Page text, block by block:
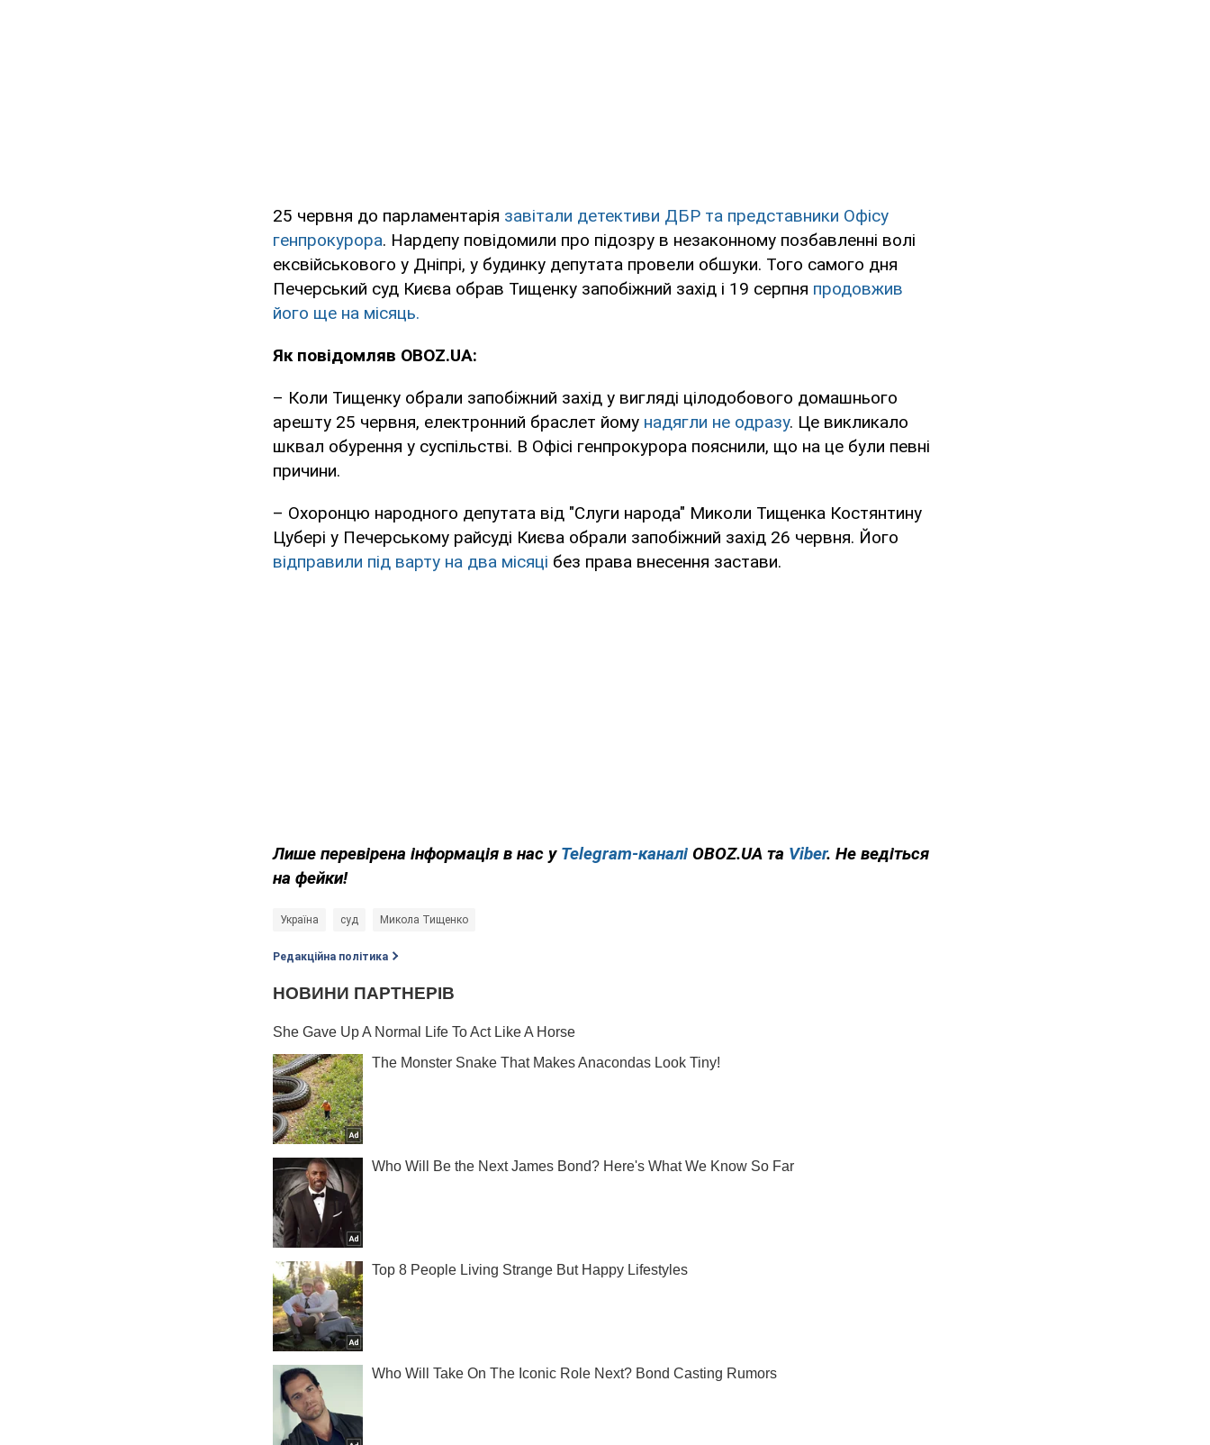
25 червня до парламентарія завітали детективи ДБР та представники Офісу
генпрокурора. Нардепу повідомили про підозру в незаконному позбавленні волі
ексвійськового у Дніпрі, у будинку депутата провели обшуки. Того самого дня
Печерський суд Києва обрав Тищенку запобіжний захід і 19 серпня продовжив
його ще на місяць.
Як повідомляв OBOZ.UA:
– Коли Тищенку обрали запобіжний захід у вигляді цілодобового домашнього
арешту 25 червня, електронний браслет йому надягли не одразу. Це викликало
шквал обурення у суспільстві. В Офісі генпрокурора пояснили, що на це були певні
причини.
– Охоронцю народного депутата від "Слуги народа" Миколи Тищенка Костянтину
Цубері у Печерському райсуді Києва обрали запобіжний захід 26 червня. Його
відправили під варту на два місяці без права внесення застави.
Лише перевірена інформація в нас у Telegram-каналі OBOZ.UA та Viber. Не ведіться
на фейки!
Україна суд Микола Тищенко
Редакційна політика